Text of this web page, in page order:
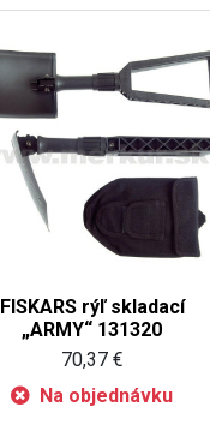
FISKARS rýľ skladací
„ARMY“ 131320
70,37 €
Na objednávku